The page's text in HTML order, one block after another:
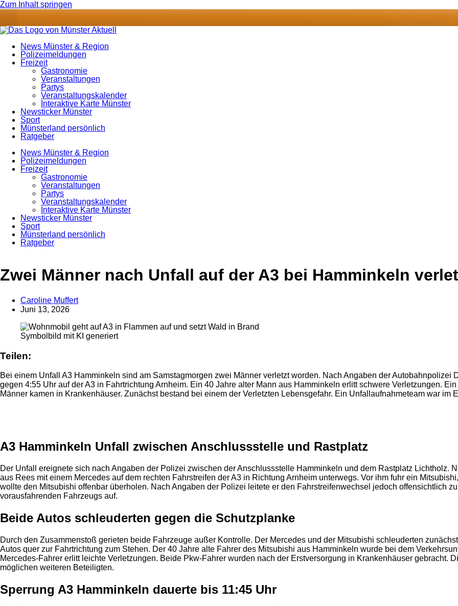
Zum Inhalt springen
News Münster & Region
Polizeimeldungen
Freizeit
Gastronomie
Veranstaltungen
Partys
Veranstaltungskalender
Interaktive Karte Münster
Newsticker Münster
Sport
Münsterland persönlich
Ratgeber
News Münster & Region
Polizeimeldungen
Freizeit
Gastronomie
Veranstaltungen
Partys
Veranstaltungskalender
Interaktive Karte Münster
Newsticker Münster
Sport
Münsterland persönlich
Ratgeber
Anzeige
Zwei Männer nach Unfall auf der A3 bei Hamminkeln
Caroline Muffert
Juni 13, 2026
Symbolbild mit KI generiert
Teilen:
Bei einem Unfall A3 Hamminkeln sind am Samstagmorgen zwei Männer verletzt worden. Nach Angaben der
gegen 4:55 Uhr auf der A3 in Fahrtrichtung Arnheim. Ein 40 Jahre alter Mann aus Hamminkeln erlitt schwere Verletzungen.
Männer kamen in Krankenhäuser. Zunächst bestand bei einem der Verletzten Lebensgefahr. Ein Unfallaufnahmeteam war im
A3 Hamminkeln Unfall zwischen Anschlussstelle und Rastplatz
Der Unfall ereignete sich nach Angaben der Polizei zwischen der Anschlussstelle Hamminkeln und dem Rastplatz Lichtholz.
aus Rees mit einem Mercedes auf dem rechten Fahrstreifen der A3 in Richtung Arnheim unterwegs. Vor ihm fuhr ein
wollte den Mitsubishi offenbar überholen. Nach Angaben der Polizei leitete er den Fahrstreifenwechsel jedoch offensichtlich
vorausfahrenden Fahrzeugs auf.
Beide Autos schleuderten gegen die Schutzplanke
Durch den Zusammenstoß gerieten beide Fahrzeuge außer Kontrolle. Der Mercedes und der Mitsubishi schleuderten
Autos quer zur Fahrtrichtung zum Stehen. Der 40 Jahre alte Fahrer des Mitsubishi aus Hamminkeln wurde bei dem
Mercedes-Fahrer erlitt leichte Verletzungen. Beide Pkw-Fahrer wurden nach der Erstversorgung in Krankenhäuser gebracht.
möglichen weiteren Beteiligten.
Sperrung A3 Hamminkeln dauerte bis 11:45 Uhr